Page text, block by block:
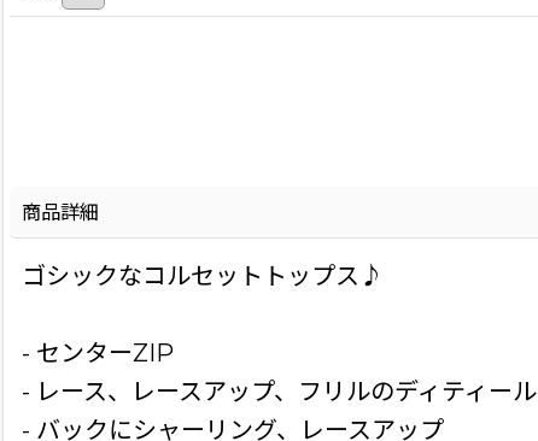
商品詳細
ゴシックなコルセットトップス♪
- センターZIP
- レース、レースアップ、フリルのディティール
- バックにシャーリング、レースアップ